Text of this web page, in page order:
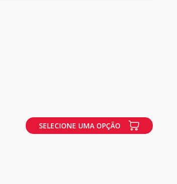
SELECIONE UMA OPÇÃO